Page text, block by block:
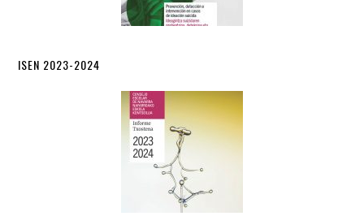
ISEN 2023-2024